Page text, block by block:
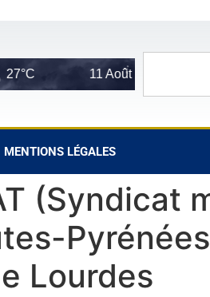
11 Août 33°C
MENTIONS LÉGALES
(Syndicat
Lourdes